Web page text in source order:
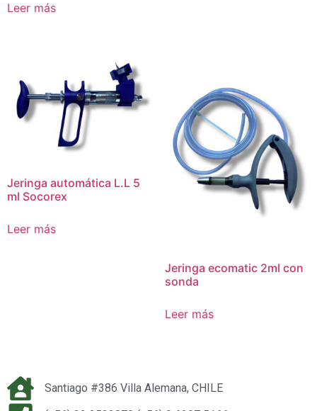
Leer más
Jeringa automática L.L 5
ml Socorex
Leer más
Jeringa ecomatic 2ml con
sonda
Leer más
Santiago #386 Villa Alemana, CHILE